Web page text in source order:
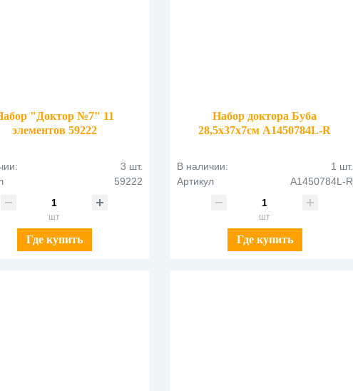
"Доктор №7" 11
элементов 59222
3 шт.
59222
шт
Где купить
Набор доктора Буба
28,5х37х7см A1450784L-R
В наличии:
1 шт.
Артикул
A1450784L-R
шт
Где купить